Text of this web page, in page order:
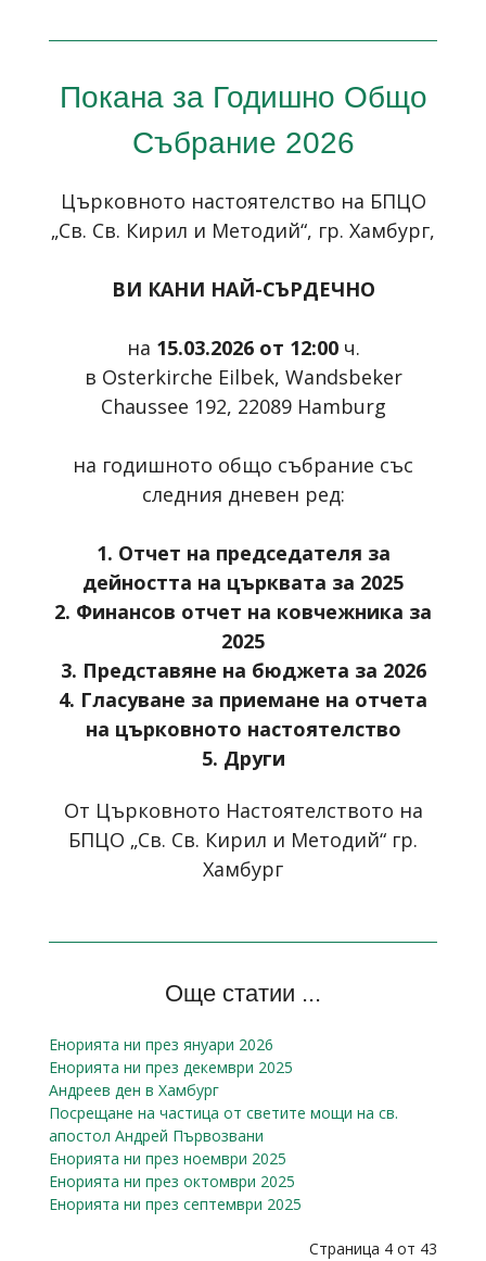
Покана за Годишно Общо
Събрание 2026
Църковното настоятелство на БПЦО
„Св. Св. Кирил и Методий“, гр. Хамбург,
ВИ КАНИ НАЙ-СЪРДЕЧНО
на 15.03.2026 от 12:00ч.
в Osterkirche Eilbek, Wandsbeker
Chaussee 192, 22089 Hamburg
на годишното общо събрание със
следния дневен ред:
1. Отчет на председателя за
дейността на църквата за 2025
2. Финансов отчет на ковчежника за
2025
3. Представяне на бюджета за 2026
4. Гласуване за приемане на отчета
на църковното настоятелство
5. Други
От Църковното Настоятелството на
БПЦО „Св. Св. Кирил и Методий“ гр.
Хамбург
Още статии ...
Енорията ни през януари 2026
Енорията ни през декември 2025
Андреев ден в Хамбург
Посрещане на частица от светите мощи на св.
апостол Андрей Първозвани
Енорията ни през ноември 2025
Енорията ни през октомври 2025
Енорията ни през септември 2025
Страница 4 от 43